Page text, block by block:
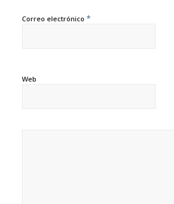
Correo electrónico *
Web